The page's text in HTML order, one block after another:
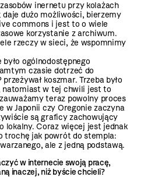
inernetu przy kolażach
dużo możliwości, bierzemy
commons i jest to o wiele
korzystanie z archiwum.
rzeczy w sieci, że wspomnimy
ogólnodostępnego
czasie dotrzeć do
koszmar. Trzeba było
natomiast w tej chwili jest to
teraz powolny proces
w Japonii czy Oregonie zaczyna
są graficy zachowujący
lokalny. Coraz więcej jest jednak
trochę jak powrót do stempla:
ale z jedną podstawą.
w internecie swoją pracę,
inaczej, niż byście chcieli?